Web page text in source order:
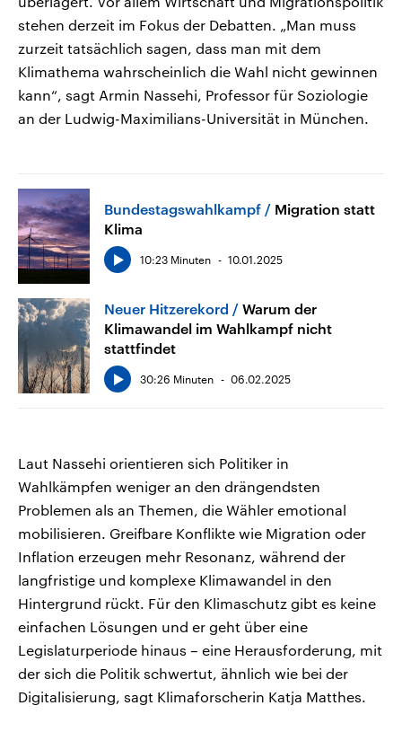
stehen derzeit im Fokus der Debatten. „Man muss
zurzeit tatsächlich sagen, dass man mit dem
Klimathema wahrscheinlich die Wahl nicht gewinnen
kann“, sagt Armin Nassehi, Professor für Soziologie
an der Ludwig-Maximilians-Universität in München.
Bundestagswahlkampf
Migration statt
Klima
10:23 Minuten 10.01.2025
Neuer Hitzerekord
Warum der
Klimawandel im Wahlkampf nicht
stattfindet
30:26 Minuten 06.02.2025
Laut Nassehi orientieren sich Politiker in
Wahlkämpfen weniger an den drängendsten
Problemen als an Themen, die Wähler emotional
mobilisieren. Greifbare Konflikte wie Migration oder
Inflation erzeugen mehr Resonanz, während der
langfristige und komplexe Klimawandel in den
Hintergrund rückt. Für den Klimaschutz gibt es keine
einfachen Lösungen und er geht über eine
Legislaturperiode hinaus – eine Herausforderung, mit
der sich die Politik schwertut, ähnlich wie bei der
Digitalisierung, sagt Klimaforscherin Katja Matthes.